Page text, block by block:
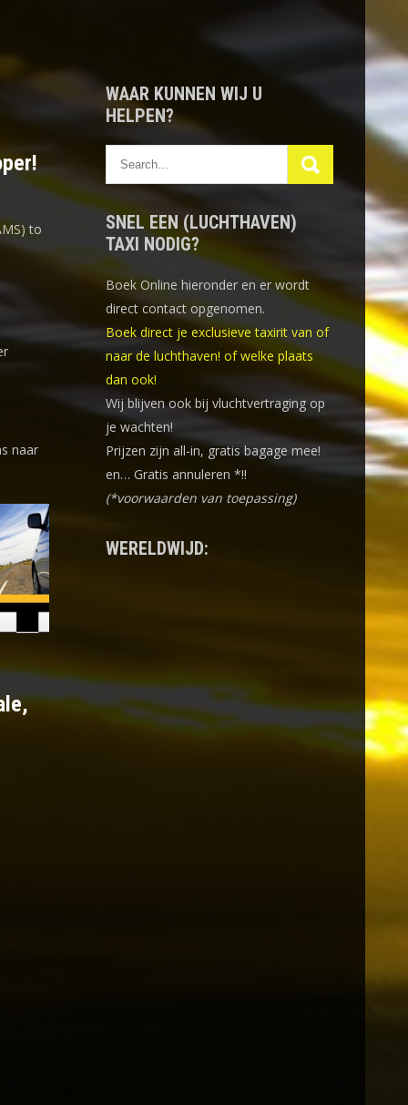
to
naar
WAAR KUNNEN WIJ U
HELPEN?
SNEL EEN (LUCHTHAVEN)
TAXI NODIG?
Boek Online hieronder en er wordt
direct contact opgenomen.
Boek direct je exclusieve taxirit van of
naar de luchthaven! of welke plaats
dan ook!
Wij blijven ook bij vluchtvertraging op
je wachten!
Prijzen zijn all-in, gratis bagage mee!
en… Gratis annuleren *!!
(*voorwaarden van toepassing)
WERELDWIJD: